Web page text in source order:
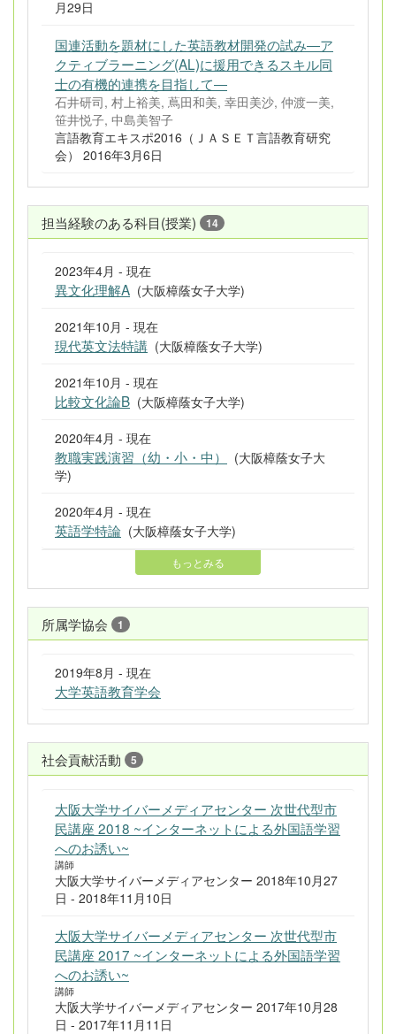
月29日
国連活動を題材にした英語教材開発の試み―ア
クティブラーニング(AL)に援用できるスキル同
士の有機的連携を目指して―
石井研司, 村上裕美, 蔦田和美, 幸田美沙, 仲渡一美,
笹井悦子, 中島美智子
言語教育エキスポ2016（ＪＡＳＥＴ言語教育研究
会） 2016年3月6日
担当経験のある科目(授業) 14
2023年4月 - 現在
異文化理解A (大阪樟蔭女子大学)
2021年10月 - 現在
現代英文法特講 (大阪樟蔭女子大学)
2021年10月 - 現在
比較文化論B (大阪樟蔭女子大学)
2020年4月 - 現在
教職実践演習（幼・小・中）
(大阪樟蔭女子大
学)
2020年4月 - 現在
英語学特論 (大阪樟蔭女子大学)
もっとみる
所属学協会 1
2019年8月 - 現在
大学英語教育学会
社会貢献活動 5
大阪大学サイバーメディアセンター 次世代型市
民講座 2018 ~インターネットによる外国語学習
へのお誘い~
講師
大阪大学サイバーメディアセンター 2018年10月27
日 - 2018年11月10日
大阪大学サイバーメディアセンター 次世代型市
民講座 2017 ~インターネットによる外国語学習
へのお誘い~
講師
大阪大学サイバーメディアセンター 2017年10月28
日 - 2017年11月11日